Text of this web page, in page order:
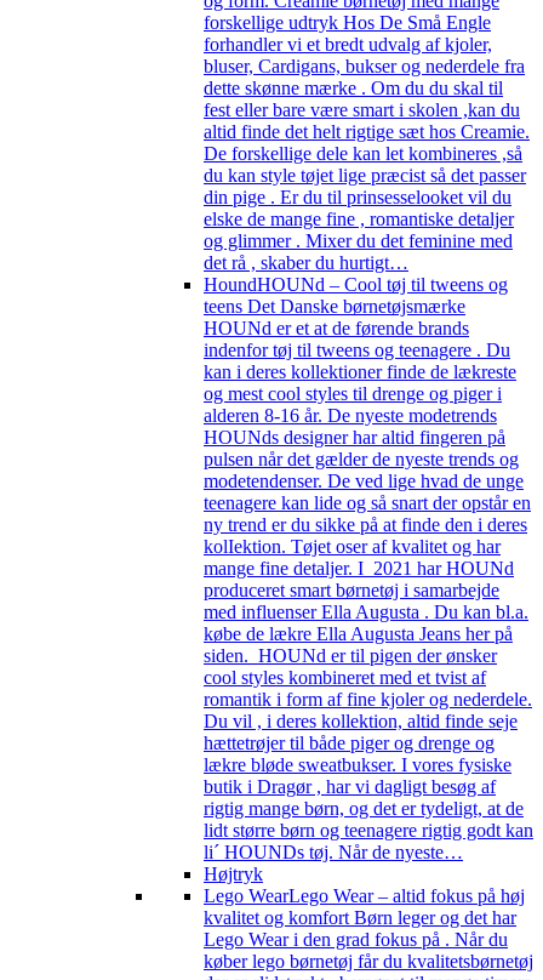
forskellige udtryk Hos De Små Engle
forhandler vi et bredt udvalg af kjoler,
bluser, Cardigans, bukser og nederdele fra
dette skønne mærke . Om du du skal til
fest eller bare være smart i skolen ,kan du
altid finde det helt rigtige sæt hos Creamie.
De forskellige dele kan let kombineres ,så
du kan style tøjet lige præcist så det passer
din pige . Er du til prinsesselooket vil du
elske de mange fine , romantiske detaljer
og glimmer . Mixer du det feminine med
det rå , skaber du hurtigt…
HoundHOUNd – Cool tøj til tweens og
teens Det Danske børnetøjsmærke
HOUNd er et at de førende brands
indenfor tøj til tweens og teenagere . Du
kan i deres kollektioner finde de lækreste
og mest cool styles til drenge og piger i
alderen 8-16 år. De nyeste modetrends
HOUNds designer har altid fingeren på
pulsen når det gælder de nyeste trends og
modetendenser. De ved lige hvad de unge
teenagere kan lide og så snart der opstår en
ny trend er du sikke på at finde den i deres
kolIektion. Tøjet oser af kvalitet og har
mange fine detaljer. I 2021 har HOUNd
produceret smart børnetøj i samarbejde
med influenser Ella Augusta . Du kan bl.a.
købe de lækre Ella Augusta Jeans her på
siden. HOUNd er til pigen der ønsker
cool styles kombineret med et tvist af
romantik i form af fine kjoler og nederdele.
Du vil , i deres kollektion, altid finde seje
hættetrøjer til både piger og drenge og
lækre bløde sweatbukser. I vores fysiske
butik i Dragør , har vi dagligt besøg af
rigtig mange børn, og det er tydeligt, at de
lidt større børn og teenagere rigtig godt kan
li´ HOUNDs tøj. Når de nyeste…
Højtryk
Lego WearLego Wear – altid fokus på høj
kvalitet og komfort Børn leger og det har
Lego Wear i den grad fokus på . Når du
køber lego børnetøj får du kvalitetsbørnetøj